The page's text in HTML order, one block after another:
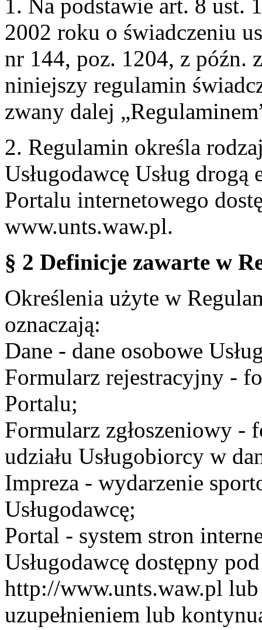
1. Na podstawie art. 8 ust.
2002 roku o świadczeniu
nr 144, poz. 1204, z późn.
niniejszy regulamin
zwany dalej
2. Regulamin określa
Usługodawcę Usług
Portalu internetowego
www.unts.waw.pl.
§ 2 Definicje zawarte w
Określenia użyte w
oznaczają:
Dane - dane osobowe
Formularz rejestracyjny -
Portalu;
Formularz zgłoszeniowy -
udziału Usługobiorcy w
Impreza - wydarzenie
Usługodawcę;
Portal - system stron
Usługodawcę dostępny
http://www.unts.waw.pl lub
uzupełnieniem lub